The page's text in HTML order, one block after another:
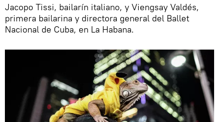
Jacopo Tissi, bailarín italiano, y Viengsay Valdés,
primera bailarina y directora general del Ballet
Nacional de Cuba, en La Habana.